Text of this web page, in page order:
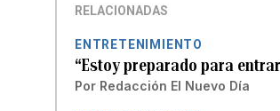
RELACIONADAS
ENTRETENIMIENTO
“Estoy preparado para
Por Redacción El Nuevo Día